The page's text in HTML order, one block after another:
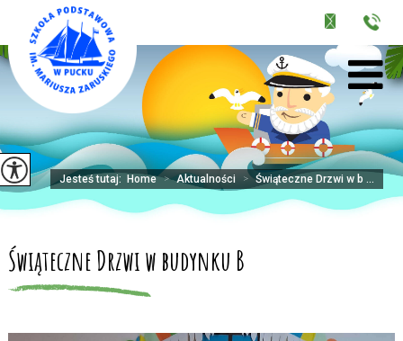
Jesteś tutaj: Home > Aktualności > Świąteczne Drzwi w b ...
Świąteczne Drzwi w budynku B